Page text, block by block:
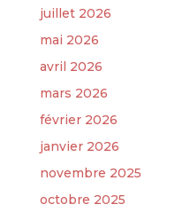
juillet 2026
mai 2026
avril 2026
mars 2026
février 2026
janvier 2026
novembre 2025
octobre 2025